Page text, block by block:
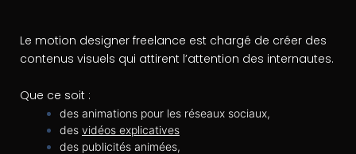
Le motion designer freelance est chargé de créer des
contenus visuels qui attirent l’attention des internautes.
Que ce soit :
des animations pour les réseaux sociaux,
des vidéos explicatives
des publicités animées,